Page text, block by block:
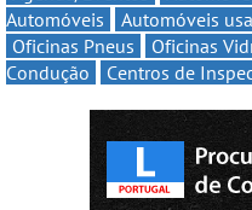
Automóveis
Automóveis
Oficinas Pneus
Oficinas
Condução
Centros de